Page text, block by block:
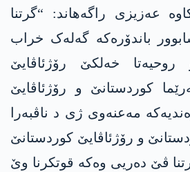
عەزیزی راگەھاند: “گرتنا
باندۆرەکە گەلەک خراب
خەلکێ رۆژئاڤایێ
کوردستانێ و رۆژئاڤایێ
مەعنەوی ژی د ناڤبەرا
و رۆژئاڤایێ کوردستانێ
ڤێ دەریی وەکە قوتکرنا وێ